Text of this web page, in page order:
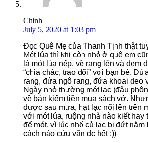
Chinh
July 5, 2020 at 1:03 pm
Đọc Quê Mẹ của Thanh Tịnh thật
Mót lúa thì khi còn nhỏ ở quê em
là mót lúa nếp, về rang lên và đem
“chia chác, trao đổi” với bạn bè.
rang, đứa ngô rang, đứa khoai deo
Ngày nhỏ thường mót lạc (đậu
về bán kiếm tiền mua sách vở.
được sau mưa, hạt lạc nổi lên trên
với mót lúa, ruộng nhà nào kiết hay
để mót, vì lúc nhổ củ lạc bị đứt nằm
cách nào cứu vãn dc hết :))